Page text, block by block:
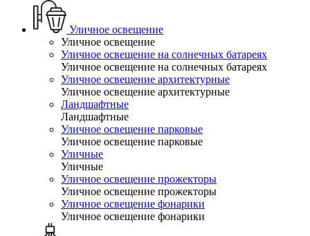
Уличное освещение
Уличное освещение
Уличное освещение на солнечных батареях
Уличное освещение на солнечных батареях
Уличное освещение архитектурные
Уличное освещение архитектурные
Ландшафтные
Ландшафтные
Уличное освещение парковые
Уличное освещение парковые
Уличные
Уличные
Уличное освещение прожекторы
Уличное освещение прожекторы
Уличное освещение фонарики
Уличное освещение фонарики